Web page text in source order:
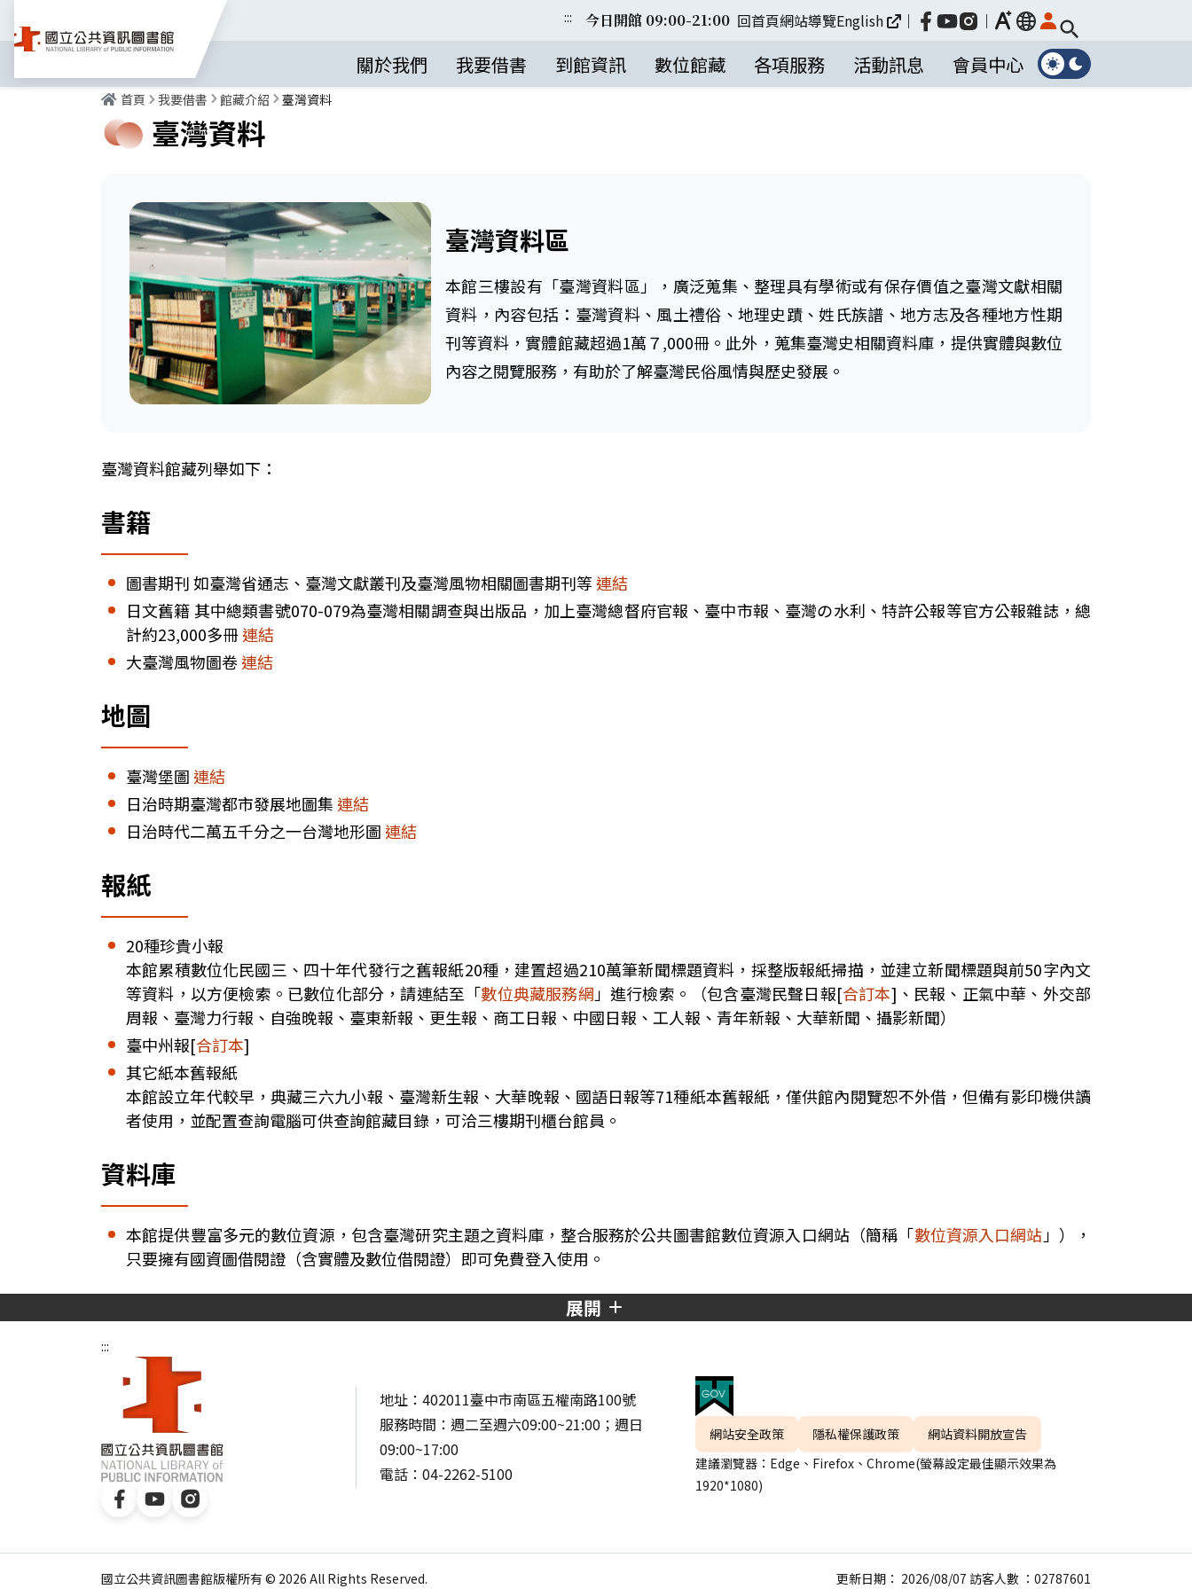
::: 今日開館 09:00-21:00 回首頁網站導覽English ｜ ｜ 放大
language
關於我們 我要借書 到館資訊 數位館藏 各項服務 活動訊息 會員中心
首頁 我要借書 館藏介紹 臺灣資料
臺灣資料
臺灣資料區
本館三樓設有「臺灣資料區」，廣泛蒐集、整理具有學術或有保存價值之臺灣文獻相關
資料，內容包括：臺灣資料、風土禮俗、地理史蹟、姓氏族譜、地方志及各種地方性期
刊等資料，實體館藏超過1萬７,000冊。此外，蒐集臺灣史相關資料庫，提供實體與數位
內容之閱覽服務，有助於了解臺灣民俗風情與歷史發展。
臺灣資料館藏列舉如下：
書籍
圖書期刊 如臺灣省通志、臺灣文獻叢刊及臺灣風物相關圖書期刊等 連結
日文舊籍 其中總類書號070-079為臺灣相關調查與出版品，加上臺灣總督府官報、臺中市報、臺灣の水利、特許公報等官方公報雜誌，總
計約23,000多冊連結
大臺灣風物圖卷連結
地圖
臺灣堡圖 連結
日治時期臺灣都市發展地圖集 連結
日治時代二萬五千分之一台灣地形圖 連結
報紙
20種珍貴小報
本館累積數位化民國三、四十年代發行之舊報紙20種，建置超過210萬筆新聞標題資料，採整版報紙掃描，並建立新聞標題與前50字內文
等資料，以方便檢索。已數位化部分，請連結至「數位典藏服務網 」進行檢索。（包含臺灣民聲日報[合訂本]、民報、正氣中華、外交部
周報、臺灣力行報、自強晚報、臺東新報、更生報、商工日報、中國日報、工人報、青年新報、大華新聞、攝影新聞）
臺中州報[合訂本]
其它紙本舊報紙
本館設立年代較早，典藏三六九小報、臺灣新生報、大華晚報、國語日報等71種紙本舊報紙，僅供館內閱覽恕不外借，但備有影印機供讀
者使用，並配置查詢電腦可供查詢館藏目錄，可洽三樓期刊櫃台館員。
資料庫
本館提供豐富多元的數位資源，包含臺灣研究主題之資料庫，整合服務於公共圖書館數位資源入口網站（簡稱「數位資源入口網站 」），
只要擁有國資圖借閱證（含實體及數位借閱證）即可免費登入使用。
展開
:::
地址：402011臺中市南區五權南路100號
服務時間：週二至週六09:00~21:00；週日
09:00~17:00
電話：04-2262-5100
網站安全政策 隱私權保護政策
網站資料開放宣告
建議瀏覽器：Edge、Firefox、Chrome(螢幕設定最佳顯示效果為
1920*1080)
國立公共資訊圖書館版權所有 © 2026 All Rights Reserved. 更新日期： 2026/08/07 訪客人數 ：02787601